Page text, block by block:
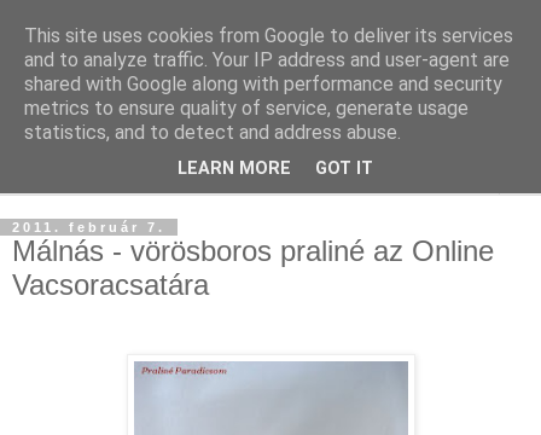
2011. február 7.
Málnás - vörösboros praliné az Online
Vacsoracsatára
This site uses cookies from Google to deliver its services
and to analyze traffic. Your IP address and user-agent are
shared with Google along with performance and security
metrics to ensure quality of service, generate usage
statistics, and to detect and address abuse.
LEARN MORE GOT IT